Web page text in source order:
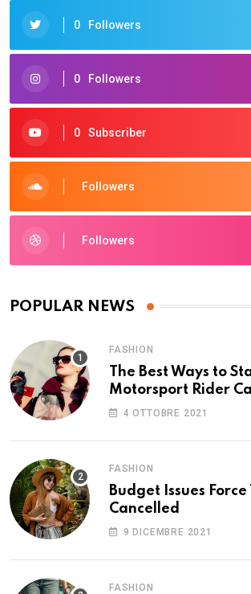
0 Followers
0 Followers
0 Subscriber
Followers
Followers
POPULAR NEWS
FASHION
The Best Ways to
Motorsport Rider
4 OTTOBRE 2021
FASHION
Budget Issues Force
Cancelled
9 DICEMBRE 2021
FASHION